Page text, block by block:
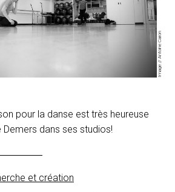
Image // Antoine Caron
pour la danse est très heureuse
Demers dans ses studios!
et création